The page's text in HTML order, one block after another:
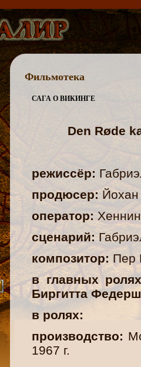
Фильмотека
САГА О ВИКИНГЕ
Den Røde
режиссёр:
продюсер:
оператор:
сценарий:
композитор: Пер
в главных
Биргитта
в ролях:
производство:
1967 г.